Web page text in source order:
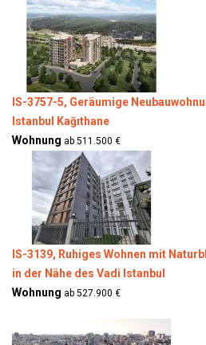
IS-3757-5, Geräumige
Istanbul Kağıthane
Wohnung ab 511.500 €
IS-3139, Ruhiges Wohnen mit
in der Nähe des Vadi Istanbul
Wohnung ab 527.900 €